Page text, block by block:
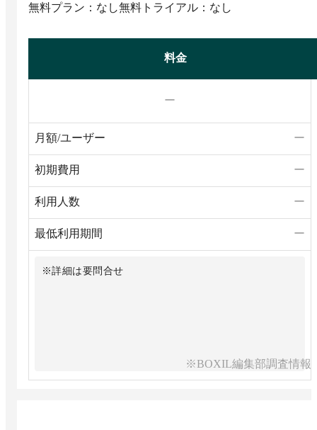
無料プラン：なし無料トライアル：なし
料金
ー
月額/ユーザー ー
初期費用 ー
利用人数 ー
最低利用期間 ー
※詳細は要問合せ
※BOXIL編集部調査情報